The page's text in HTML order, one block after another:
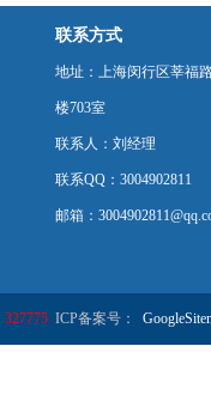
联系方式
地址：上海闵行区莘福
楼703室
联系人：刘经理
联系QQ：3004902811
邮箱：
327775 ICP备案号：